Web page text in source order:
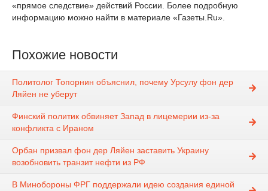
«прямое следствие» действий России. Более подробную
информацию можно найти в материале «Газеты.Ru».
Похожие новости
Политолог Топорнин объяснил, почему Урсулу фон дер
Ляйен не уберут
Финский политик обвиняет Запад в лицемерии из-за
конфликта с Ираном
Орбан призвал фон дер Ляйен заставить Украину
возобновить транзит нефти из РФ
В Минобороны ФРГ поддержали идею создания единой